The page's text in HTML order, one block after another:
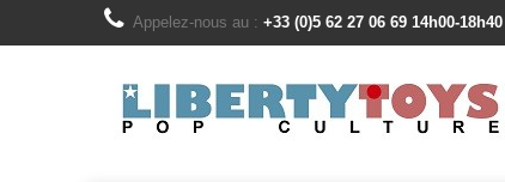
Appelez-nous au : +33 (0)5 62 27 06 69 14h00-18h40